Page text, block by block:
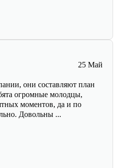
25 Май
они составляют план
огромные молодцы,
моментов, да и по
Довольны ...